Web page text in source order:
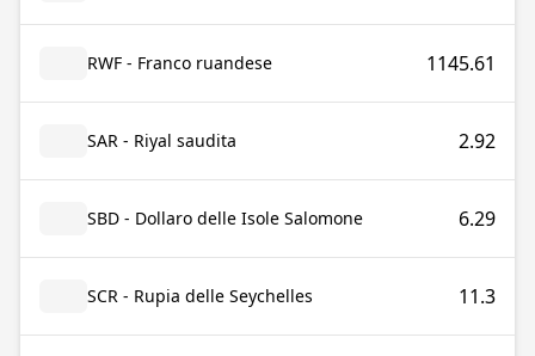
RWF - Franco ruandese 1145.61
SAR - Riyal saudita 2.92
SBD - Dollaro delle Isole Salomone 6.29
SCR - Rupia delle Seychelles 11.3